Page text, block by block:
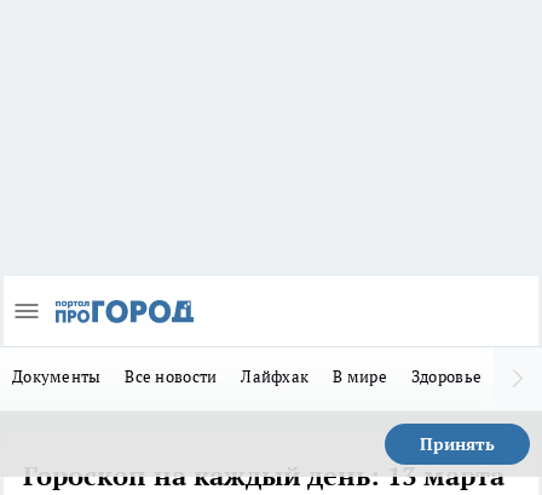
Документы Все новости Лайфхак В мире Здоровье
Принять
Гороскоп на каждый день: 13 марта